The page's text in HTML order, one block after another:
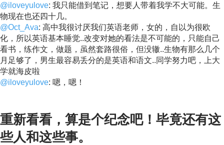
@iloveyulove: 我只能借到笔记，想要人带着我学不大可能。生
物现在也还四十几。
@Oct_Ava: 高中我很讨厌我们英语老师，女的，自以为很欧
化，所以英语基本睡觉..改变对她的看法是不可能的，只能自己
看书，练作文，做题，虽然套路很俗，但没辙..生物有那么几个
月足够了，男生最容易丢分的是英语和语文..同学努力吧，上大
学就海皮啦
@iloveyulove: 嗯，嗯！
重新看看，算是个纪念吧！毕竟还有这
些人和这些事。